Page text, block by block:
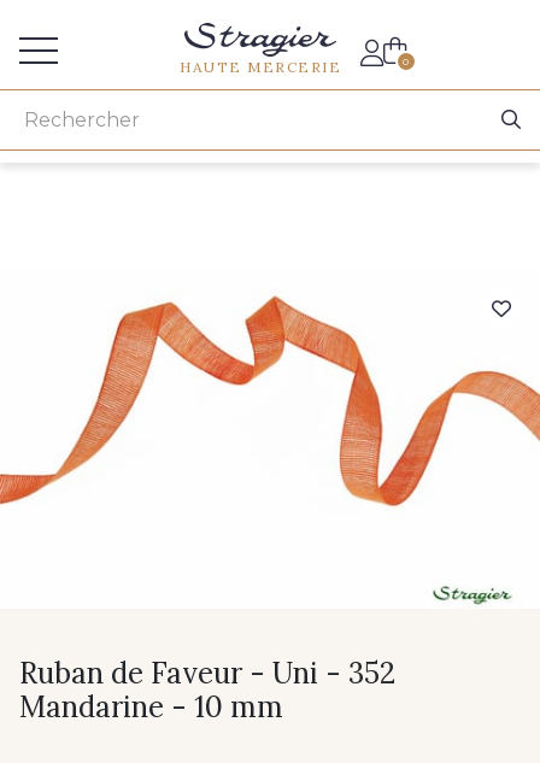
HAUTE MERCERIE 0
Ruban de Faveur - Uni - 352
Mandarine - 10 mm